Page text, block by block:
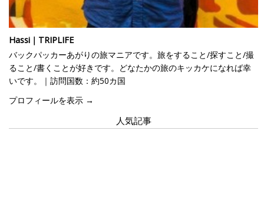
Hassi｜TRIPLIFE
バックパッカーあがりの旅マニアです。旅をすること/探すこと/撮
ること/書くことが好きです。どなたかの旅のキッカケになれば幸
いです。｜訪問国数：約50カ国
プロフィールを表示 →
人気記事